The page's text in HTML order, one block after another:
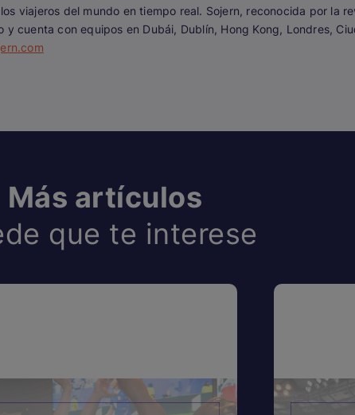
viajeros del mundo en tiempo real. Sojern, reconocida por la
cuenta con equipos en Dubái, Dublín, Hong Kong, Londres,
Más artículos
que te interese